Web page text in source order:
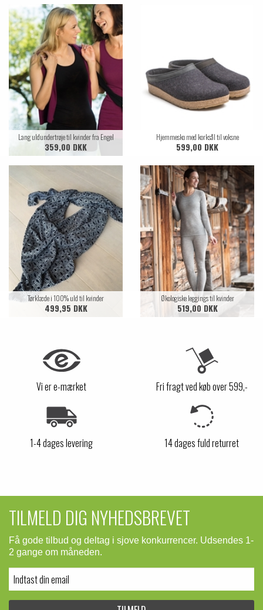
Lang uldundertrøje til kvinder fra Engel
359,00 DKK
Hjemmesko med korksål til voksne
599,00 DKK
Tørklæde i 100% uld til kvinder
499,95 DKK
Økologiske leggings til kvinder
519,00 DKK
Vi er e-mærket Fri fragt ved køb over 599,-
1-4 dages levering 14 dages fuld returret
TILMELD DIG NYHEDSBREVET
Få gode tilbud og deltag i sjove konkurrencer. Udsendes 1-
2 gange om måneden.